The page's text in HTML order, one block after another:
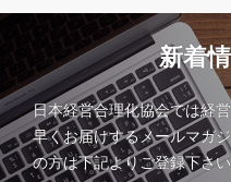
新着
日本経営合理化協会では経
早くお届けするメールマガ
の方は下記よりご登録下さい